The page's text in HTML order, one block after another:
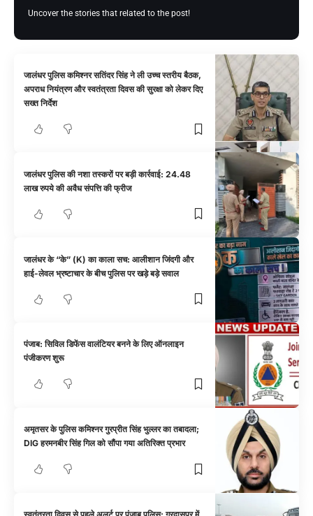
Uncover the stories that related to the post!
जालंधर पुलिस कमिश्नर सतिंदर सिंह ने ली उच्च स्तरीय बैठक,
अपराध नियंत्रण और स्वतंत्रता दिवस की सुरक्षा को लेकर दिए
सख्त निर्देश
जालंधर पुलिस की नशा तस्करों पर बड़ी कार्रवाई: 24.48
लाख रुपये की अवैध संपत्ति की फ्रीज
जालंधर के “के” (K) का काला सच: आलीशान जिंदगी और
हाई-लेवल भ्रष्टाचार के बीच पुलिस पर खड़े बड़े सवाल
पंजाब: सिविल डिफेंस वालंटियर बनने के लिए ऑनलाइन
पंजीकरण शुरू
अमृतसर के पुलिस कमिश्नर गुरप्रीत सिंह भुल्लर का तबादला;
DIG हरमनबीर सिंह गिल को सौंपा गया अतिरिक्त प्रभार